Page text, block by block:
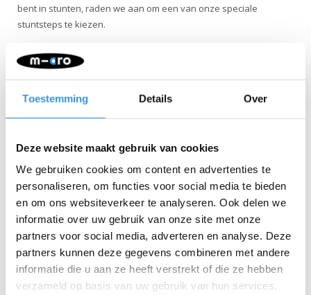
Toestemming Details Over
Deze website maakt gebruik van cookies
We gebruiken cookies om content en advertenties te
personaliseren, om functies voor social media te bieden
en om ons websiteverkeer te analyseren. Ook delen we
informatie over uw gebruik van onze site met onze
partners voor social media, adverteren en analyse. Deze
partners kunnen deze gegevens combineren met andere
informatie die u aan ze heeft verstrekt of die ze hebben
verzameld op basis van uw gebruik van hun services.
bent in stunten, raden we aan om een van onze speciale
stuntsteps te kiezen.
Specificaties